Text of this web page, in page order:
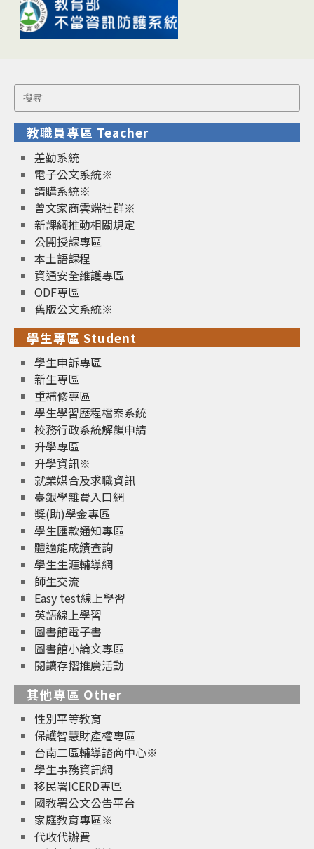
Search
for:
教職員專區 Teacher
差勤系統
電子公文系統※
請購系統※
曾文家商雲端社群※
新課綱推動相關規定
公開授課專區
本土語課程
資通安全維護專區
ODF專區
舊版公文系統※
學生專區 Student
學生申訴專區
新生專區
重補修專區
學生學習歷程檔案系統
校務行政系統解鎖申請
升學專區
升學資訊※
就業媒合及求職資訊
臺銀學雜費入口網
獎(助)學金專區
學生匯款通知專區
體適能成績查詢
學生生涯輔導網
師生交流
Easy test線上學習
英語線上學習
圖書館電子書
圖書館小論文專區
閱讀存摺推廣活動
其他專區 Other
性別平等教育
保護智慧財產權專區
台南二區輔導諮商中心※
學生事務資訊網
移民署ICERD專區
國教署公文公告平台
家庭教育專區※
代收代辦費